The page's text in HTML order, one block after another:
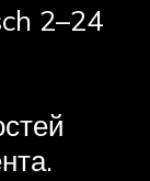
2–24